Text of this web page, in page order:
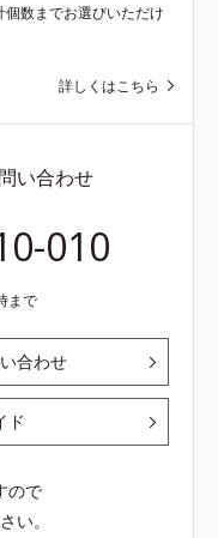
数までお選びいただけ
詳しくはこちら
い合わせ
010
まで
合わせ
ド
ので
い。